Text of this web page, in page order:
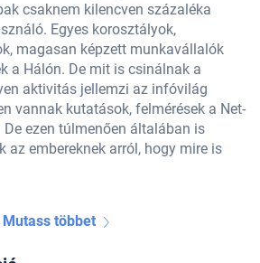
csaknem kilencven százaléka
Egyes korosztályok,
magasan képzett munkavállalók
a Hálón. De mit is csinálnak a
aktivitás jellemzi az infóvilág
vannak kutatások, felmérések a Net-
ezen túlmenően általában is
az embereknek arról, hogy mire is
Mutass többet